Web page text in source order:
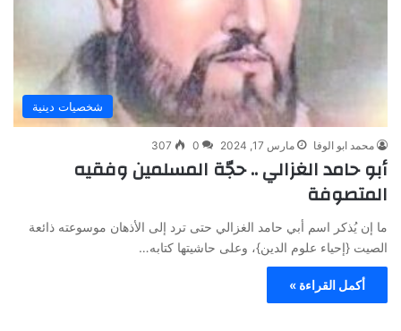
شخصيات دينية
محمد ابو الوفا مارس 17, 2024 0
307
أبو حامد الغزالي .. حجّة المسلمين وفقيه
المتصوفة
ما إن يُذكر اسم أبي حامد الغزالي حتى ترد إلى الأذهان موسوعته ذائعة
الصيت {إحياء علوم الدين}، وعلى حاشيتها كتابه…
أكمل القراءة »